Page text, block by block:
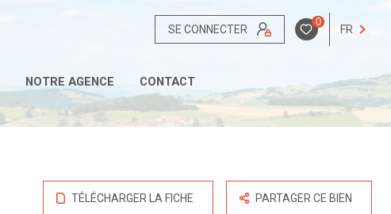
SE CONNECTER
0
FR
NOTRE AGENCE CONTACT
TÉLÉCHARGER LA FICHE PARTAGER CE BIEN